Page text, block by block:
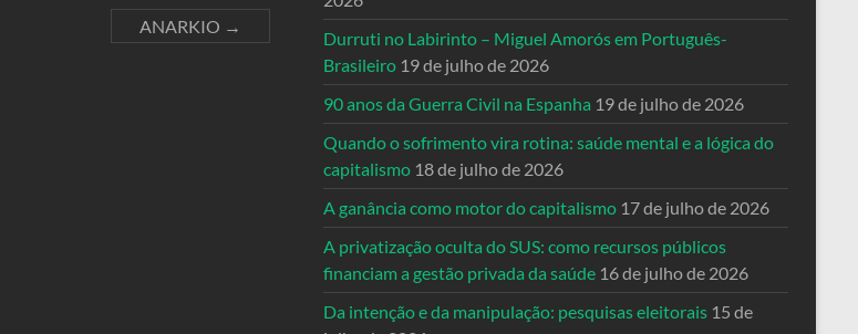
ANARKIO →
Durruti no Labirinto – Miguel Amorós em Português-
Brasileiro 19 de julho de 2026
90 anos da Guerra Civil na Espanha 19 de julho de 2026
Quando o sofrimento vira rotina: saúde mental e a lógica do
capitalismo 18 de julho de 2026
A ganância como motor do capitalismo 17 de julho de 2026
A privatização oculta do SUS: como recursos públicos
financiam a gestão privada da saúde 16 de julho de 2026
Da intenção e da manipulação: pesquisas eleitorais 15 de